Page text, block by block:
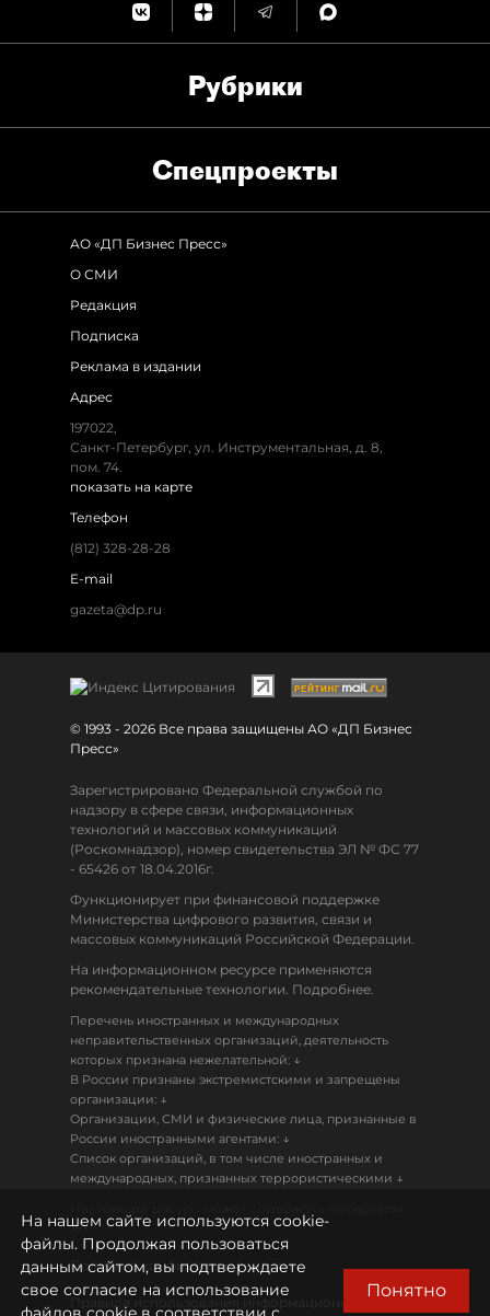
Рубрики
Спец­проекты
АО «ДП Бизнес Пресс»
О СМИ
Редакция
Подписка
Реклама в издании
Адрес
197022,
Санкт-Петербург, ул. Инструментальная, д. 8,
пом. 74.
показать на карте
Телефон
(812) 328-28-28
E-mail
gazeta@dp.ru
© 1993 - 2026 Все права защищены АО «ДП Бизнес
Пресс»
Зарегистрировано Федеральной службой по
надзору в сфере связи, информационных
технологий и массовых коммуникаций
(Роскомнадзор), номер свидетельства ЭЛ № ФС 77
- 65426 от 18.04.2016г.
Функционирует при финансовой поддержке
Министерства цифрового развития, связи и
массовых коммуникаций Российской Федерации.
На информационном ресурсе применяются
рекомендательные технологии. Подробнее.
Перечень иностранных и международных
неправительственных организаций, деятельность
которых признана нежелательной: ↓
В России признаны экстремистскими и запрещены
организации: ↓
Организации, СМИ и физические лица, признанные в
России иностранными агентами: ↓
Список организаций, в том числе иностранных и
международных, признанных террористическими ↓
18+
Политика конфиденциальности
Правила использования информационных
На нашем сайте используются cookie-
файлы. Продолжая пользоваться
данным сайтом, вы подтверждаете
свое согласие на использование
Понятно